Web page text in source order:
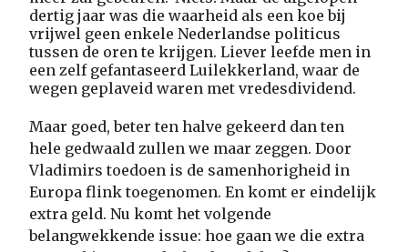
dertig jaar was die waarheid als een koe bij
vrijwel geen enkele Nederlandse politicus
tussen de oren te krijgen. Liever leefde men in
een zelf gefantaseerd Luilekkerland, waar de
wegen geplaveid waren met vredesdividend.
Maar goed, beter ten halve gekeerd dan ten
hele gedwaald zullen we maar zeggen. Door
Vladimirs toedoen is de samenhorigheid in
Europa flink toegenomen. En komt er eindelijk
extra geld. Nu komt het volgende
belangwekkende issue: hoe gaan we die extra